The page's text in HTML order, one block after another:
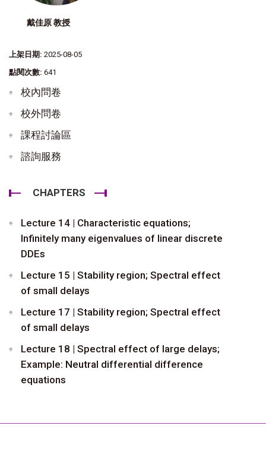
戴佳原 教授
上架日期: 2025-08-05
點閱次數: 641
校內問卷
校外問卷
課程討論區
諮詢服務
CHAPTERS
Lecture 14 | Characteristic equations;
Infinitely many eigenvalues of linear discrete
DDEs
Lecture 15 | Stability region; Spectral effect
of small delays
Lecture 17 | Stability region; Spectral effect
of small delays
Lecture 18 | Spectral effect of large delays;
Example: Neutral differential difference
equations